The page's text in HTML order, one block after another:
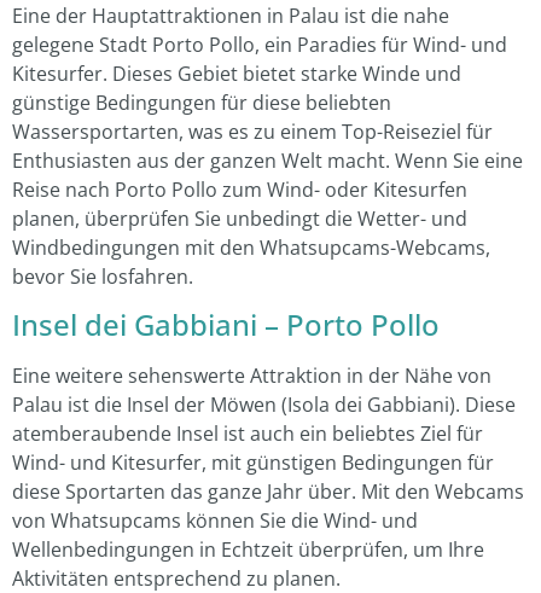
Eine der Hauptattraktionen in Palau ist die nahe
gelegene Stadt Porto Pollo, ein Paradies für Wind- und
Kitesurfer. Dieses Gebiet bietet starke Winde und
günstige Bedingungen für diese beliebten
Wassersportarten, was es zu einem Top-Reiseziel für
Enthusiasten aus der ganzen Welt macht. Wenn Sie eine
Reise nach Porto Pollo zum Wind- oder Kitesurfen
planen, überprüfen Sie unbedingt die Wetter- und
Windbedingungen mit den Whatsupcams-Webcams,
bevor Sie losfahren.
Insel dei Gabbiani – Porto Pollo
Eine weitere sehenswerte Attraktion in der Nähe von
Palau ist die Insel der Möwen (Isola dei Gabbiani). Diese
atemberaubende Insel ist auch ein beliebtes Ziel für
Wind- und Kitesurfer, mit günstigen Bedingungen für
diese Sportarten das ganze Jahr über. Mit den Webcams
von Whatsupcams können Sie die Wind- und
Wellenbedingungen in Echtzeit überprüfen, um Ihre
Aktivitäten entsprechend zu planen.